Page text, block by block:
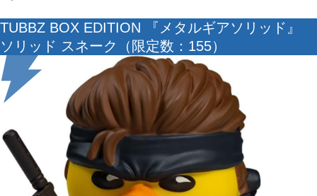
TUBBZ BOX EDITION 『メタルギアソリッド』
ソリッド スネーク（限定数：155）